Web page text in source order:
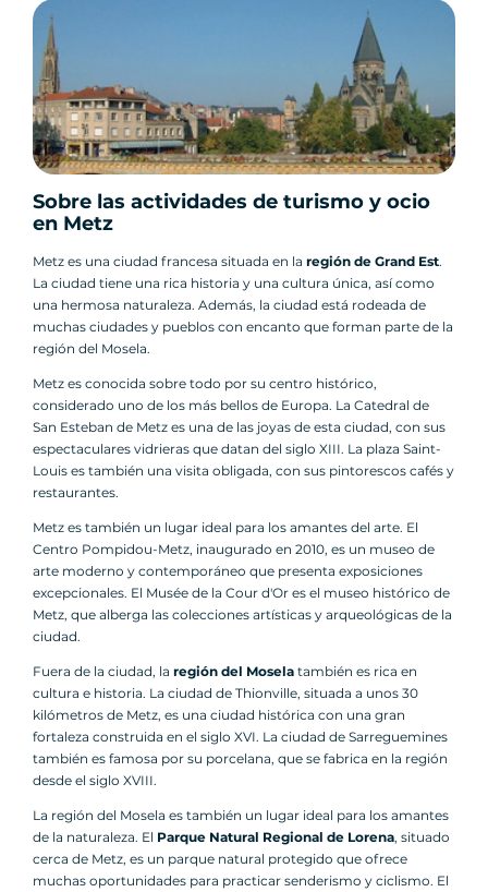
Sobre las actividades de turismo y ocio
en Metz
Metz es una ciudad francesa situada en la región de Grand Est.
La ciudad tiene una rica historia y una cultura única, así como
una hermosa naturaleza. Además, la ciudad está rodeada de
muchas ciudades y pueblos con encanto que forman parte de la
región del Mosela.
Metz es conocida sobre todo por su centro histórico,
considerado uno de los más bellos de Europa. La Catedral de
San Esteban de Metz es una de las joyas de esta ciudad, con sus
espectaculares vidrieras que datan del siglo XIII. La plaza Saint-
Louis es también una visita obligada, con sus pintorescos cafés y
restaurantes.
Metz es también un lugar ideal para los amantes del arte. El
Centro Pompidou-Metz, inaugurado en 2010, es un museo de
arte moderno y contemporáneo que presenta exposiciones
excepcionales. El Musée de la Cour d'Or es el museo histórico de
Metz, que alberga las colecciones artísticas y arqueológicas de la
ciudad.
Fuera de la ciudad, la región del Mosela también es rica en
cultura e historia. La ciudad de Thionville, situada a unos 30
kilómetros de Metz, es una ciudad histórica con una gran
fortaleza construida en el siglo XVI. La ciudad de Sarreguemines
también es famosa por su porcelana, que se fabrica en la región
desde el siglo XVIII.
La región del Mosela es también un lugar ideal para los amantes
de la naturaleza. El Parque Natural Regional de Lorena, situado
cerca de Metz, es un parque natural protegido que ofrece
muchas oportunidades para practicar senderismo y ciclismo. El